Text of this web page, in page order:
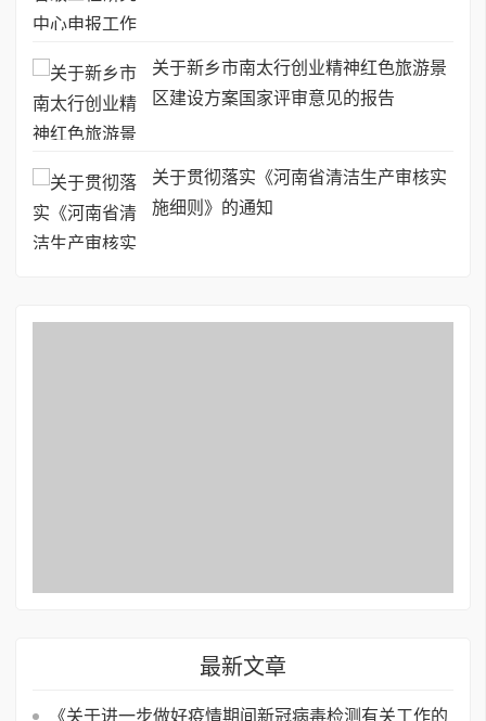
关于新乡市南太行创业精神红色旅游景
区建设方案国家评审意见的报告
关于贯彻落实《河南省清洁生产审核实
施细则》的通知
最新文章
《关于进一步做好疫情期间新冠病毒检测有关工作的